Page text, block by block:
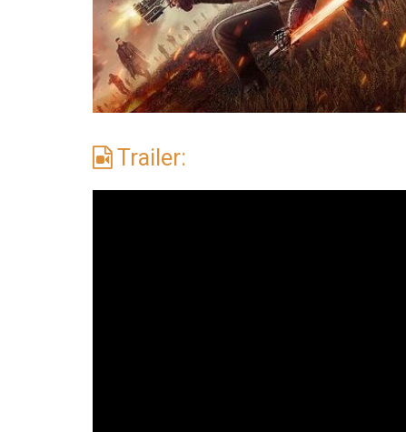
Trailer: